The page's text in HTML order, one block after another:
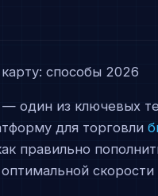
— один из ключевых
для торговли
правильно
скорости